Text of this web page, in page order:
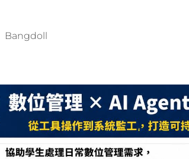
Bangdoll